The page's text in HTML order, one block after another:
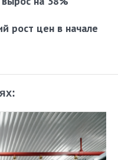
рост цен в начале